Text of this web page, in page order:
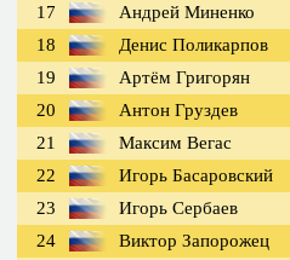
17
Андрей Миненко
18
Денис Поликарпов
19
Артём Григорян
20
Антон Груздев
21
Максим Вегас
22
Игорь Басаровский
23
Игорь Сербаев
24
Виктор Запорожец